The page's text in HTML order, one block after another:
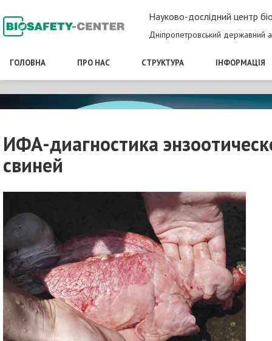
Науково-дослідний центр
Дніпропетровський державний
ГОЛОВНА ПРО НАС СТРУКТУРА ІНФОРМАЦІЯ
ИФА-диагностика
свиней